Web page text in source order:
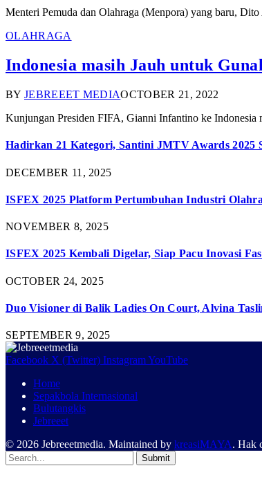
Menteri Pemuda dan Olahraga (Menpora) yang baru,
OLAHRAGA
Indonesia masih Jauh untuk
BY JEBREEET MEDIAOCTOBER 21, 2022
Kunjungan Presiden FIFA, Gianni Infantino ke Indonesia
Hadirkan 21 Kategori, Santini JMTV Awards 2025
DECEMBER 11, 2025
ISFEX 2025 Platform Pertumbuhan Industri
NOVEMBER 8, 2025
ISFEX 2025 Kembali Digelar, Siap Pacu Inovasi
OCTOBER 24, 2025
Duo Visioner di Balik Ladies On Court, Alvina
SEPTEMBER 9, 2025
Facebook X (Twitter) InstagramYouTube
Home
Sepakbola Internasional
Bulutangkis
Jebreeet
© 2026 Jebreeetmedia. Maintained by kreasiMAYA. Hak
Submit